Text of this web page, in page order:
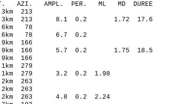
DIST. AZI. AMPL. PER. ML MD DUREE
213
213 8.1 0.2 1.72 17.6
78
78 6.7 0.2
166
166 5.7 0.2 1.75 18.5
166
279
279 3.2 0.2 1.98
263
263
263 4.8 0.2 2.24